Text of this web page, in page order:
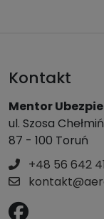
Kontakt
Mentor
ul. Szosa
87 - 100 Toruń
+48 56 642